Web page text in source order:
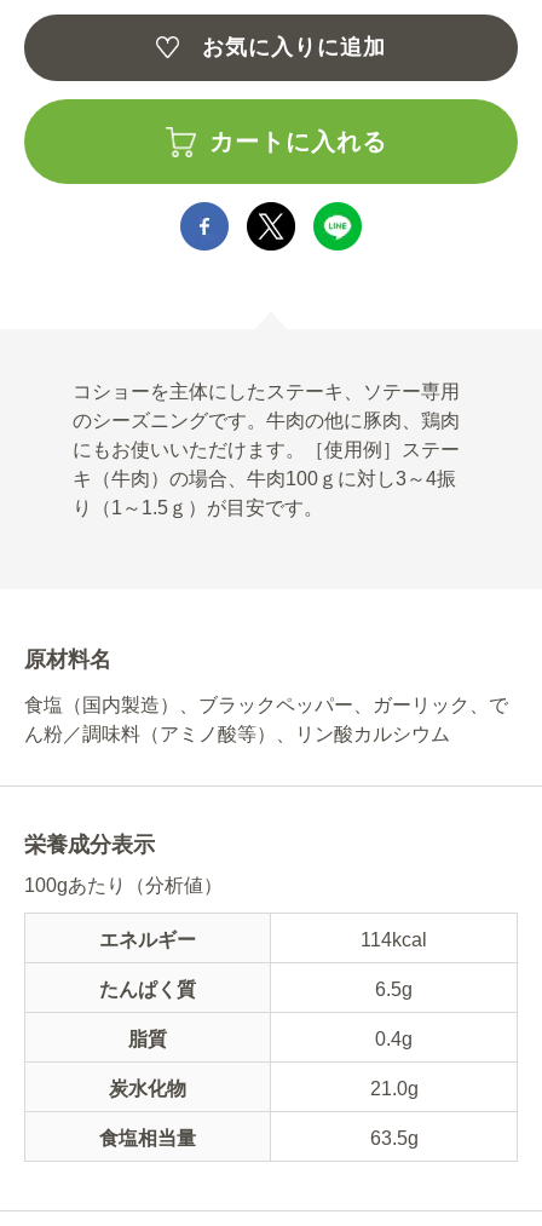
お気に入りに追加
カートに入れる
コショーを主体にしたステーキ、ソテー専用
のシーズニングです。牛肉の他に豚肉、鶏肉
にもお使いいただけます。［使用例］ステー
キ（牛肉）の場合、牛肉100ｇに対し3～4振
り（1～1.5ｇ）が目安です。
原材料名
食塩（国内製造）、ブラックペッパー、ガーリック、で
ん粉／調味料（アミノ酸等）、リン酸カルシウム
栄養成分表示
100gあたり（分析値）
エネルギー 114kcal
たんぱく質 6.5g
脂質 0.4g
炭水化物 21.0g
食塩相当量 63.5g